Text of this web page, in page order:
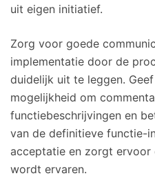
uit eigen initiatief.
Zorg voor goede
implementatie door de
duidelijk uit te leggen.
mogelijkheid om
functiebeschrijvingen en
van de definitieve functie-
acceptatie en zorgt
wordt ervaren.